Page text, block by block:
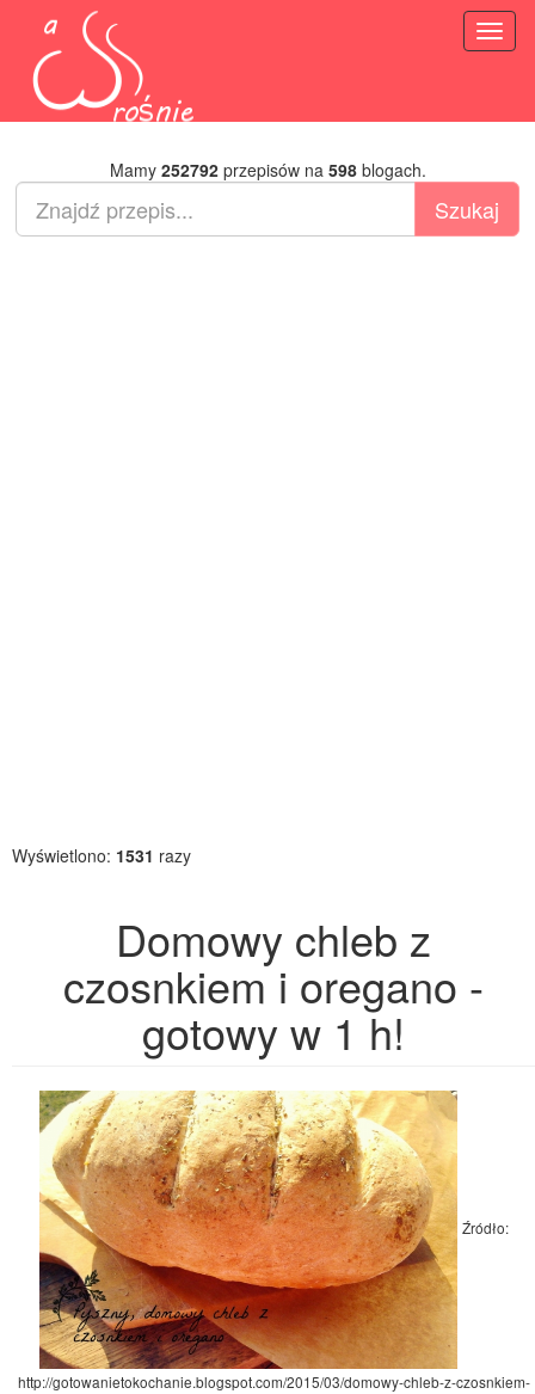
Mamy 252792przepisów na 598blogach.
Wyświetlono: 1531 razy
Domowy chleb z
czosnkiem i oregano -
gotowy w 1 h!
Źródło:
http://gotowanietokochanie.blogspot.com/2015/03/domowy-chleb-z-czosnkiem-